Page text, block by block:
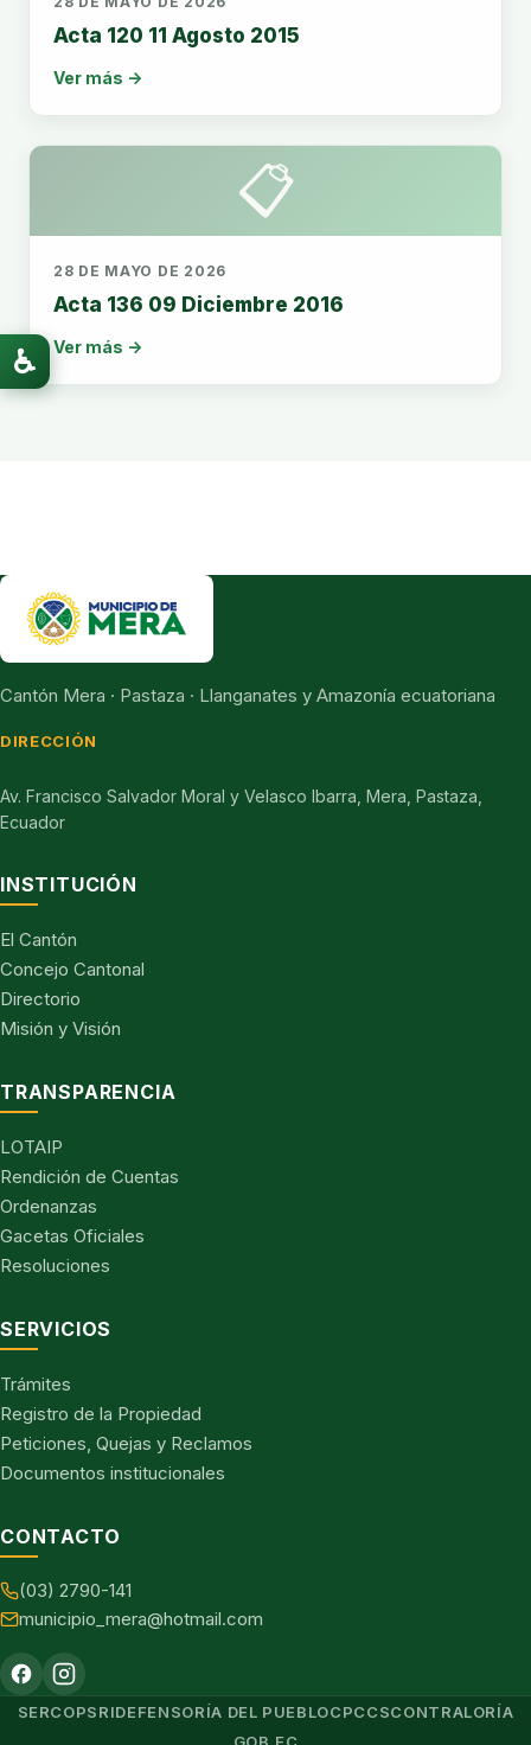
Acta 120 11 Agosto 2015
Ver más →
📋
28 DE MAYO DE 2026
Acta 136 09 Diciembre 2016
Ver más →
Cantón Mera · Pastaza · Llanganates y Amazonía ecuatoriana
DIRECCIÓN
Av. Francisco Salvador Moral y Velasco Ibarra, Mera, Pastaza,
Ecuador
INSTITUCIÓN
El Cantón
Concejo Cantonal
Directorio
Misión y Visión
TRANSPARENCIA
LOTAIP
Rendición de Cuentas
Ordenanzas
Gacetas Oficiales
Resoluciones
SERVICIOS
Trámites
Registro de la Propiedad
Peticiones, Quejas y Reclamos
Documentos institucionales
CONTACTO
(03) 2790-141
municipio_mera@hotmail.com
SERCOPSRIDEFENSORÍA DEL PUEBLOCPCCSCONTRALORÍA
♿